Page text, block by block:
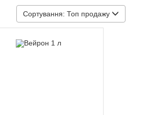
Сортування: Топ продажу